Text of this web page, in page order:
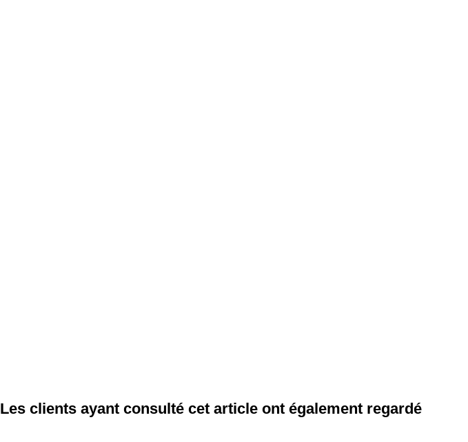
Les clients ayant consulté cet article ont également regardé